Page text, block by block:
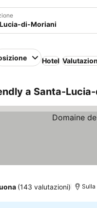
Hotel
a Santa-
(143 valutazioni) Sulla